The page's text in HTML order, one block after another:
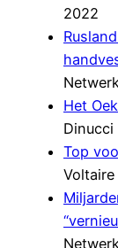
2022
Het
Dinucci
Top